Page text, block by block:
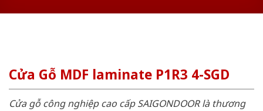
Cửa Gỗ MDF laminate P1R3 4-SGD
Cửa gỗ công nghiệp cao cấp SAIGONDOOR là thương